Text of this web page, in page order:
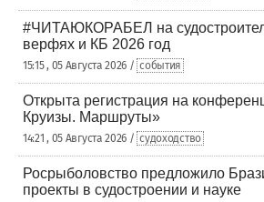
#ЧИТАЮКОРАБЕЛ на
верфях и КБ 2026 год
15:15 , 05 Августа 2026 / события
Открыта регистрация на
Круизы. Маршруты»
14:21 , 05 Августа 2026 / судоходство
Росрыболовство предложило
проекты в судостроении и науке